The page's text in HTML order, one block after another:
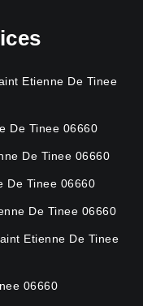
Etienne De Tinee
De Tinee 06660
De Tinee 06660
De Tinee 06660
De Tinee 06660
Etienne De Tinee
06660